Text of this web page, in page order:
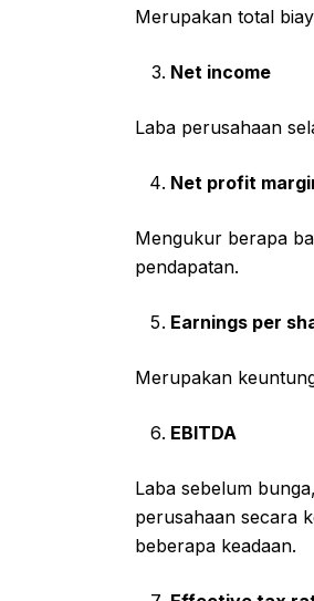
Merupakan total
Net income
Laba perusahaan
Net profit
Mengukur berapa
pendapatan.
Earnings per
Merupakan
EBITDA
Laba sebelum
perusahaan secara
beberapa keadaan.